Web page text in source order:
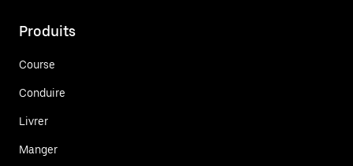
Produits
Course
Conduire
Livrer
Manger